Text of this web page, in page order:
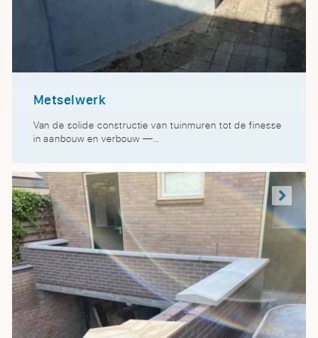
Metselwerk
Van de solide constructie van tuinmuren tot de finesse
in aanbouw en verbouw —…